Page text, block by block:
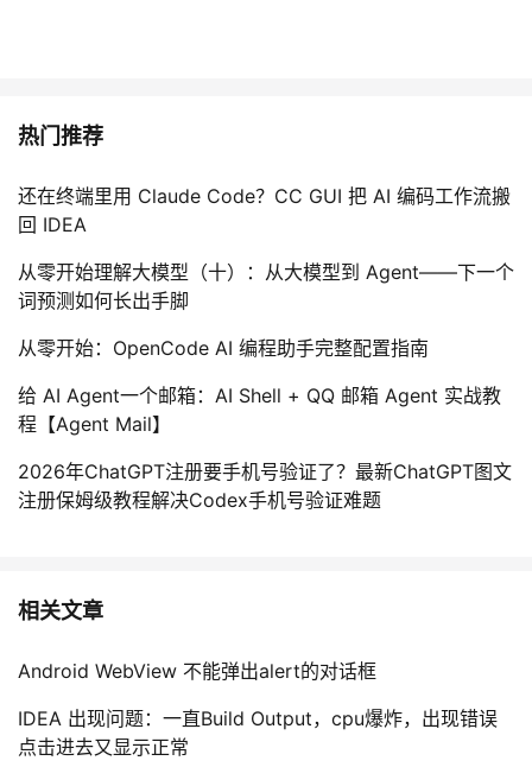
热门推荐
还在终端里用 Claude Code？CC GUI 把 AI 编码工作流搬
回 IDEA
从零开始理解大模型（十）：从大模型到 Agent——下一个
词预测如何长出手脚
从零开始：OpenCode AI 编程助手完整配置指南
给 AI Agent一个邮箱：AI Shell + QQ 邮箱 Agent 实战教
程【Agent Mail】
2026年ChatGPT注册要手机号验证了？最新ChatGPT图文
注册保姆级教程解决Codex手机号验证难题
相关文章
Android WebView 不能弹出alert的对话框
IDEA 出现问题：一直Build Output，cpu爆炸，出现错误
点击进去又显示正常